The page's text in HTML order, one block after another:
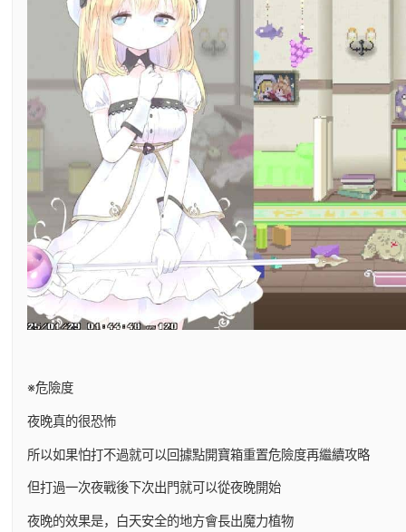
※危險度
夜晚真的很恐怖
所以如果怕打不過就可以回據點開寶箱重置危險度再繼續攻略
但打過一次夜戰後下次出門就可以從夜晚開始
夜晚的效果是，白天安全的地方會長出魔力植物